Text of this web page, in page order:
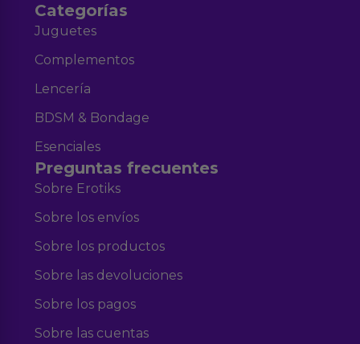
Categorías
Juguetes
Complementos
Lencería
BDSM & Bondage
Esenciales
Preguntas frecuentes
Sobre Erotiks
Sobre los envíos
Sobre los productos
Sobre las devoluciones
Sobre los pagos
Sobre las cuentas